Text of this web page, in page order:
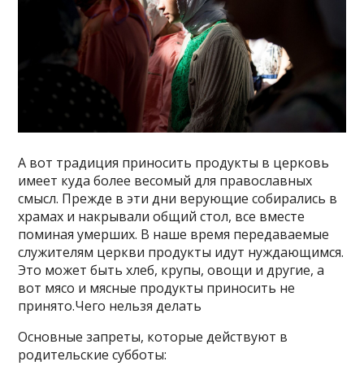
А вот традиция приносить продукты в церковь
имеет куда более весомый для православных
смысл. Прежде в эти дни верующие собирались в
храмах и накрывали общий стол, все вместе
поминая умерших. В наше время передаваемые
служителям церкви продукты идут нуждающимся.
Это может быть хлеб, крупы, овощи и другие, а
вот мясо и мясные продукты приносить не
принято.Чего нельзя делать
Основные запреты, которые действуют в
родительские субботы: